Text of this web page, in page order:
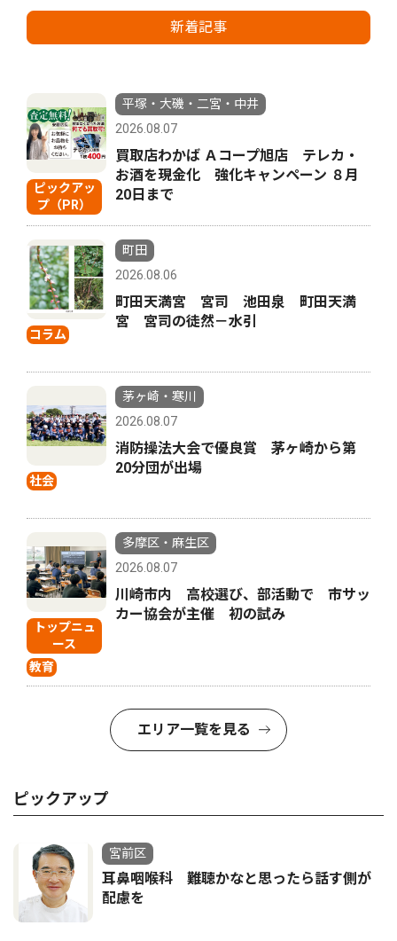
新着記事
ピックアッ
プ（PR）
平塚・大磯・二宮・中井
2026.08.07
買取店わかば Ａコープ旭店 テレカ・
お酒を現金化 強化キャンペーン ８月
20日まで
コラム
町田
2026.08.06
町田天満宮 宮司 池田泉 町田天満
宮 宮司の徒然－水引
社会
茅ヶ崎・寒川
2026.08.07
消防操法大会で優良賞 茅ヶ崎から第
20分団が出場
トップニュ
ース
教育
多摩区・麻生区
2026.08.07
川崎市内 高校選び、部活動で 市サッ
カー協会が主催 初の試み
エリア一覧を見る
ピックアップ
宮前区
耳鼻咽喉科 難聴かなと思ったら話す側が
配慮を